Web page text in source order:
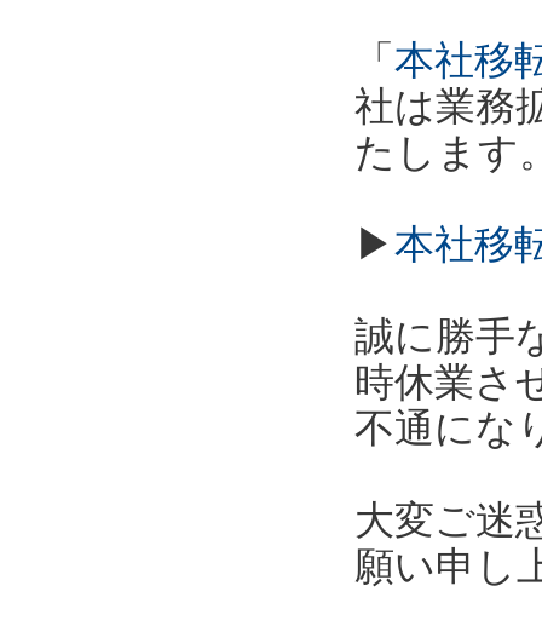
「 本社移
社は業務
たします
▶本社移
誠に勝手
時休業さ
不通にな
大変ご迷
願い申し